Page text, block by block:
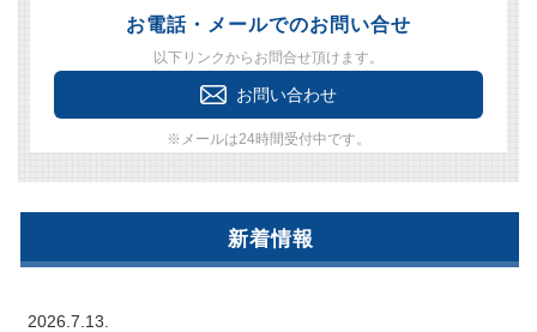
お電話・メールでのお問い合せ
以下リンクからお問合せ頂けます。
お問い合わせ
※メールは24時間受付中です。
新着情報
2026.7.13.